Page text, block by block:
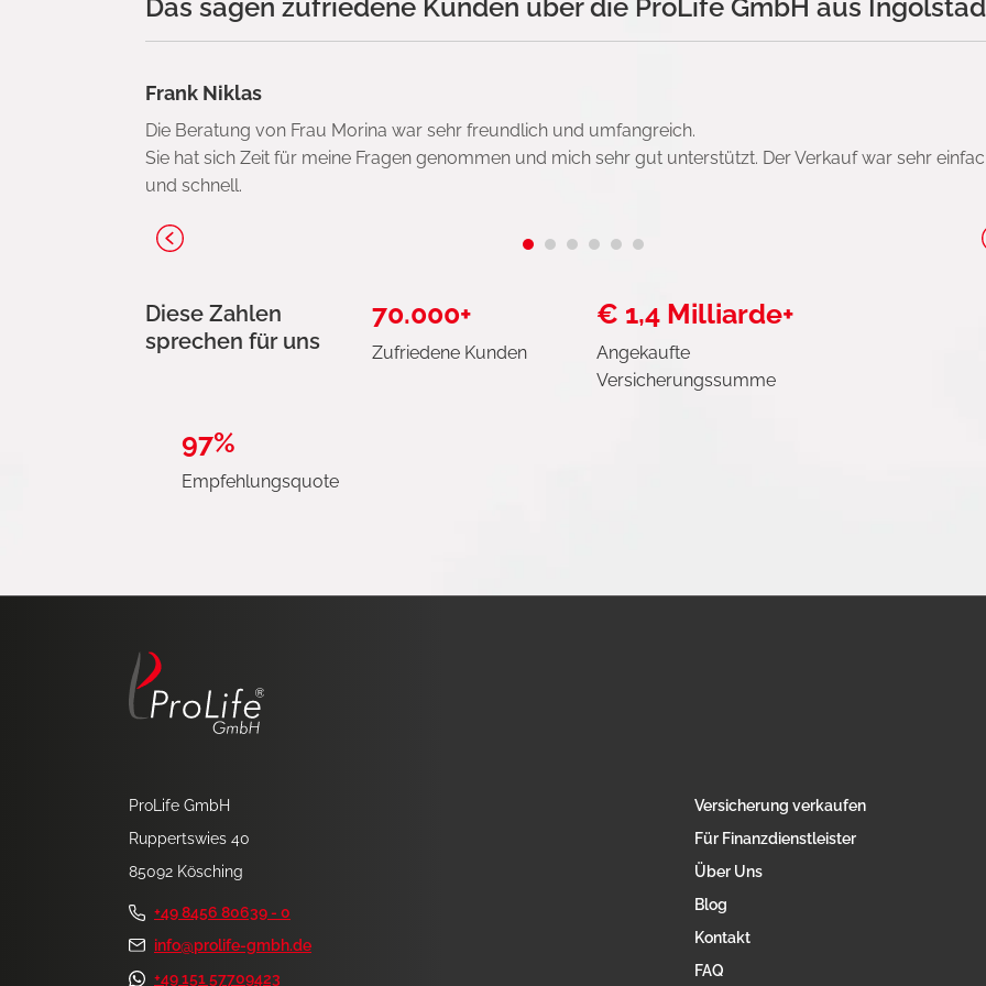
Das sagen zufriedene Kunden über die ProLife GmbH aus
Frank Niklas
Die Beratung von Frau Morina war sehr freundlich und umfangreich.
Sie hat sich Zeit für meine Fragen genommen und mich sehr gut unterstützt. Der Verkauf war sehr
und schnell.
Diese Zahlen
sprechen für uns
70.000+
Zufriedene Kunden
€ 1,4 Milliarde+
Angekaufte
Versicherungssumme
97%
Empfehlungsquote
ProLife GmbH
Ruppertswies 40
85092 Kösching
+49 8456 80639 - 0
info@prolife-gmbh.de
+49 151 57709423
Versicherung verkaufen
Für Finanzdienstleister
Über Uns
Blog
Kontakt
FAQ